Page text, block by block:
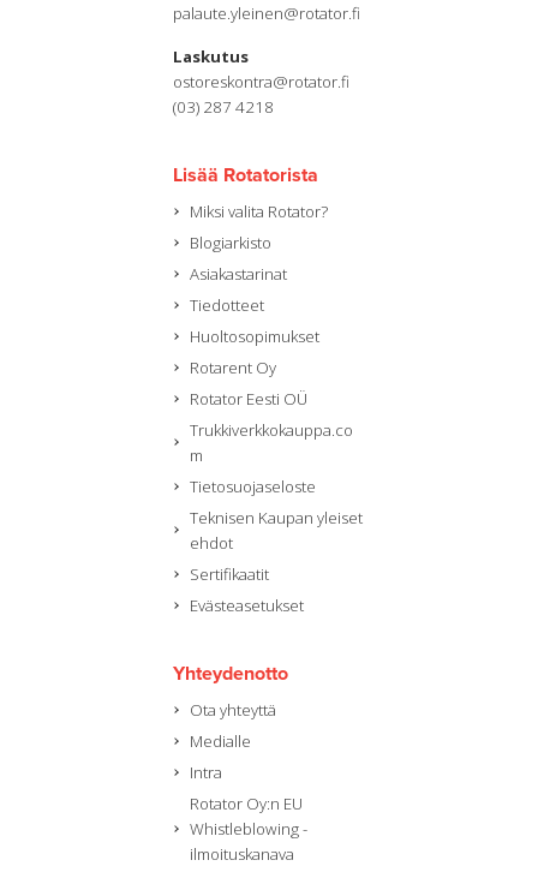
palaute.yleinen@rotator.fi
Laskutus
ostoreskontra@rotator.fi
(03) 287 4218
Lisää Rotatorista
Miksi valita Rotator?
Blogiarkisto
Asiakastarinat
Tiedotteet
Huoltosopimukset
Rotarent Oy
Rotator Eesti OÜ
Trukkiverkkokauppa.co
m
Tietosuojaseloste
Teknisen Kaupan yleiset
ehdot
Sertifikaatit
Evästeasetukset
Yhteydenotto
Ota yhteyttä
Medialle
Intra
Rotator Oy:n EU
Whistleblowing -
ilmoituskanava